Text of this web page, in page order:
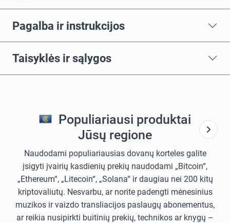
Pagalba ir instrukcijos
Taisyklės ir sąlygos
Populiariausi produktai
Jūsų regione
Naudodami populiariausias dovanų korteles galite
įsigyti įvairių kasdienių prekių naudodami „Bitcoin“,
„Ethereum“, „Litecoin“, „Solana“ ir daugiau nei 200 kitų
kriptovaliutų. Nesvarbu, ar norite padengti mėnesinius
muzikos ir vaizdo transliacijos paslaugų abonementus,
ar reikia nusipirkti buitinių prekių, technikos ar knygų –